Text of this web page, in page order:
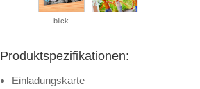
blick
Produktspezifikationen:
Einladungskarte